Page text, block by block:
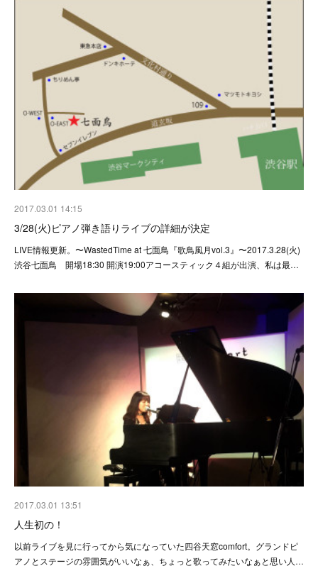
2017.03.01 14:15
3/28(火)ピアノ弾き語りライブの詳細が決定
LIVE情報更新。〜WastedTime at 七面鳥『歌鳥風月vol.3』〜2017.3.28(火)
渋谷七面鳥 開場18:30 開演19:00アコースティック４組が出演、私は最…
2017.03.01 13:51
人生初の！
以前ライブを見に行ってから気になっていた四谷天窓comfort。グランドピ
アノとステージの雰囲気がいいなぁ、ちょっと歌ってみたいなぁと思い人…